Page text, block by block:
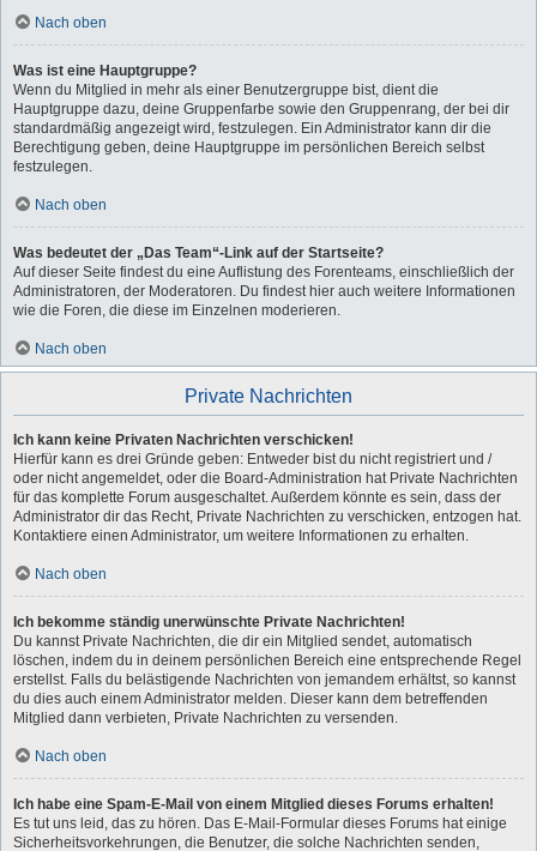
Nach oben
Was ist eine Hauptgruppe?
Wenn du Mitglied in mehr als einer Benutzergruppe bist, dient die
Hauptgruppe dazu, deine Gruppenfarbe sowie den Gruppenrang, der bei dir
standardmäßig angezeigt wird, festzulegen. Ein Administrator kann dir die
Berechtigung geben, deine Hauptgruppe im persönlichen Bereich selbst
festzulegen.
Nach oben
Was bedeutet der „Das Team“-Link auf der Startseite?
Auf dieser Seite findest du eine Auflistung des Forenteams, einschließlich der
Administratoren, der Moderatoren. Du findest hier auch weitere Informationen
wie die Foren, die diese im Einzelnen moderieren.
Nach oben
Private Nachrichten
Ich kann keine Privaten Nachrichten verschicken!
Hierfür kann es drei Gründe geben: Entweder bist du nicht registriert und /
oder nicht angemeldet, oder die Board-Administration hat Private Nachrichten
für das komplette Forum ausgeschaltet. Außerdem könnte es sein, dass der
Administrator dir das Recht, Private Nachrichten zu verschicken, entzogen hat.
Kontaktiere einen Administrator, um weitere Informationen zu erhalten.
Nach oben
Ich bekomme ständig unerwünschte Private Nachrichten!
Du kannst Private Nachrichten, die dir ein Mitglied sendet, automatisch
löschen, indem du in deinem persönlichen Bereich eine entsprechende Regel
erstellst. Falls du belästigende Nachrichten von jemandem erhältst, so kannst
du dies auch einem Administrator melden. Dieser kann dem betreffenden
Mitglied dann verbieten, Private Nachrichten zu versenden.
Nach oben
Ich habe eine Spam-E-Mail von einem Mitglied dieses Forums erhalten!
Es tut uns leid, das zu hören. Das E-Mail-Formular dieses Forums hat einige
Sicherheitsvorkehrungen, die Benutzer, die solche Nachrichten senden,